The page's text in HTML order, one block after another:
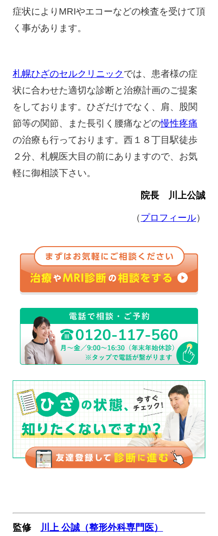
症状によりMRIやエコーなどの検査を受けて頂
く事があります。
札幌ひざのセルクリニックでは、患者様の症
状に合わせた適切な診断と治療計画のご提案
をしております。ひざだけでなく、肩、股関
節等の関節、また長引く腰痛などの慢性疼痛
の治療も行っております。西１８丁目駅徒歩
２分、札幌医大目の前にありますので、お気
軽に御相談下さい。
院長 川上公誠
（プロフィール）
監修
川上 公誠（整形外科専門医）